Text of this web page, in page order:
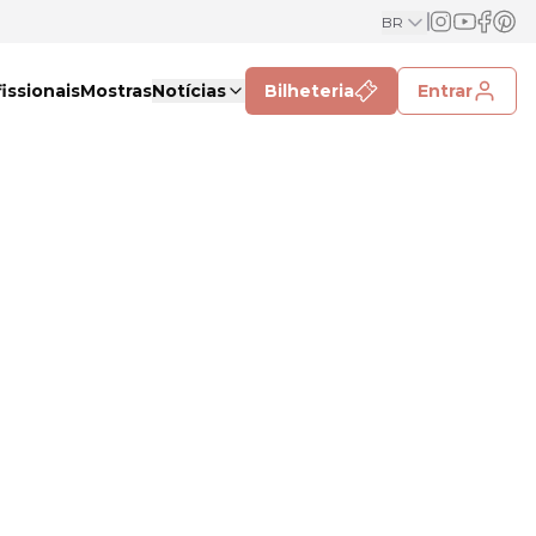
BR
MostrasNotícias Bilheteria Entrar